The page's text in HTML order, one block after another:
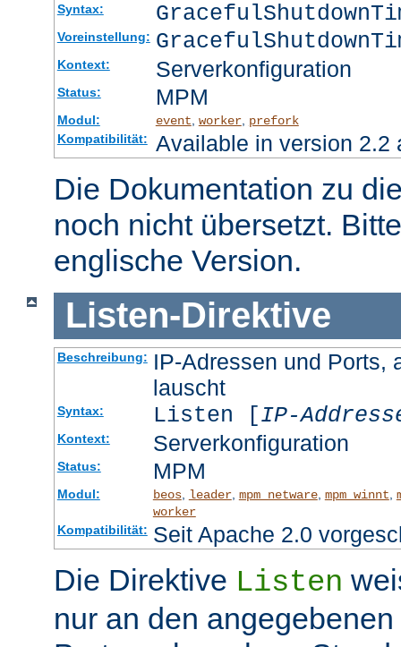
Syntax:
Voreinstellung:
Kontext: Serverkonfiguration
Status: MPM
Modul: event, worker, prefork
Kompatibilität:
Available in version 2.2
Die Dokumentation zu
noch nicht übersetzt.
englische Version.
Listen-Direktive
Beschreibung: IP-Adressen und Ports,
lauscht
Syntax: Listen [IP-
Kontext: Serverkonfiguration
Status: MPM
Modul: beos, leader, mpm_netware, mpm_winnt
worker
Kompatibilität: Seit Apache 2.0
Die Direktive Listen
nur an den